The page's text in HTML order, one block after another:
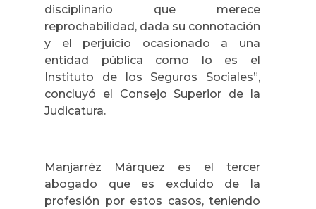
disciplinario que merece
reprochabilidad, dada su connotación
y el perjuicio ocasionado a una
entidad pública como lo es el
Instituto de los Seguros Sociales”,
concluyó el Consejo Superior de la
Judicatura.
Manjarréz Márquez es el tercer
abogado que es excluido de la
profesión por estos casos, teniendo